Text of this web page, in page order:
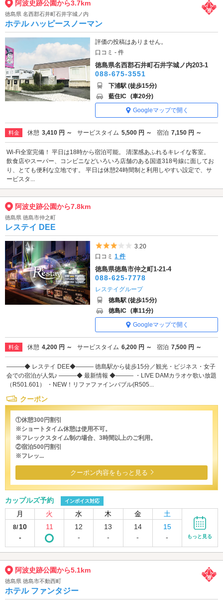
阿波史跡公園から3.7km
徳島県 名西郡石井町石井字城ノ内
ホテル ハッピースノーマン
評価の投稿はありません。
口コミ - 件
徳島県名西郡石井町石井字城ノ内203-1
088-675-3551
下浦駅 (徒歩15分)
藍住IC (車20分)
Googleマップで開く
料金 休憩 3,410 円 ～ サービスタイム 5,500 円 ～ 宿泊 7,150 円 ～
Wi-Fi全室完備！ 平日は18時から宿泊可能。 清潔感あふれるキレイな客室。
飲食店やスーパー、コンビニなどいろいろ店舗のある国道318号線に面してお
り、とても便利な立地です。 平日は休憩24時間制と利用しやすい設定で、サ
ービスタ...
阿波史跡公園から7.8km
徳島県 徳島市仲之町
レステイ DEE
5つ星のうち3
3.20
口コミ1 件
徳島県徳島市仲之町1-21-4
088-625-7778
レステイグループ
徳島駅 (徒歩15分)
徳島IC (車11分)
Googleマップで開く
料金 休憩 4,200 円 ～ サービスタイム 6,200 円 ～ 宿泊 7,500 円 ～
―――◆ レステイ DEE◆――― 徳島駅から徒歩15分／観光・ビジネス・女子
会での宿泊が人気♪ ―――◆ 最新情報 ◆――― ・LIVE DAMカラオケ歌い放題
（R501.601） ・NEW！リファファインバブル(R505...
クーポン
①休憩300円割引
※ショートタイム休憩は使用不可。
※フレックスタイム制の場合、3時間以上のご利用。
②宿泊500円割引
※フレッ...
クーポン内容をもっと見る
カップルズ予約 インボイス対応
月 火 水 木 金 土
8/ 10
-
11
12
-
13
-
14
-
15
-
もっと見る
阿波史跡公園から5.1km
徳島県 徳島市不動西町
ホテル ファンタジー